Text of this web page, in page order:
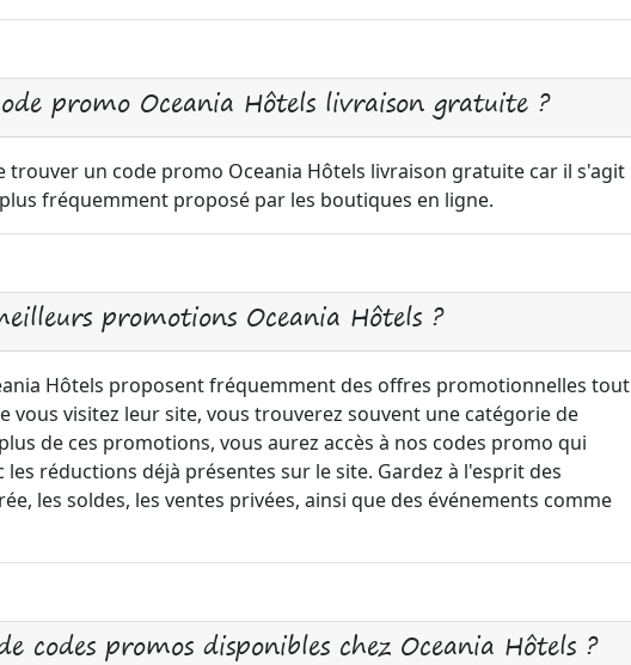
promo Oceania Hôtels livraison gratuite ?
trouver un code promo Oceania Hôtels livraison gratuite car il s'agit
fréquemment proposé par les boutiques en ligne.
promotions Oceania Hôtels ?
Hôtels proposent fréquemment des offres promotionnelles tout
vous visitez leur site, vous trouverez souvent une catégorie de
de ces promotions, vous aurez accès à nos codes promo qui
réductions déjà présentes sur le site. Gardez à l'esprit des
les soldes, les ventes privées, ainsi que des événements comme
codes promos disponibles chez Oceania Hôtels ?